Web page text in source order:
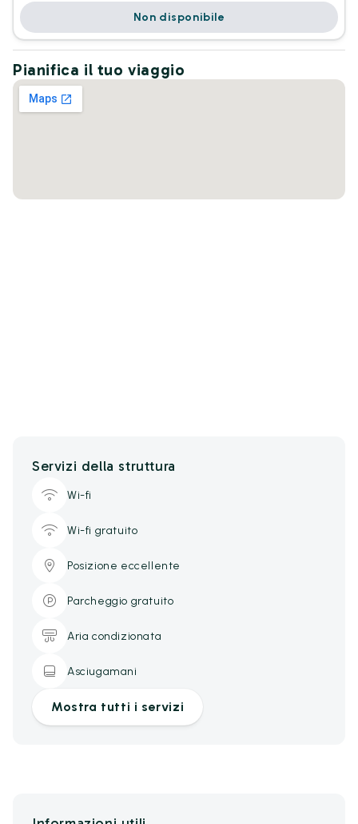
Non disponibile
Pianifica il tuo viaggio
Servizi della struttura
Wi-fi
Wi-fi gratuito
Posizione eccellente
Parcheggio gratuito
Aria condizionata
Asciugamani
Mostra tutti i servizi